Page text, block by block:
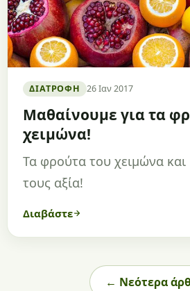
ΔΙΑΤΡΟΦΉ 26 Ιαν 2017
Μαθαίνουμε για τα
χειμώνα!
Τα φρούτα του χειμώνα και
τους αξία!
Διαβάστε
← Νεότερα